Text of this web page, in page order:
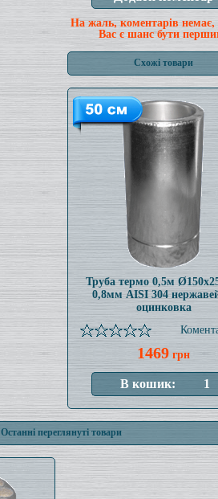
На жаль, коментарів немає,
Вас є шанс бути
Схожі товари
Труба термо 0,5м
0,8мм AISI 304
оцинковка
1469 грн
Останні переглянуті товари